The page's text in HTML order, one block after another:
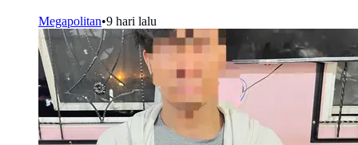
Megapolitan•9 hari lalu